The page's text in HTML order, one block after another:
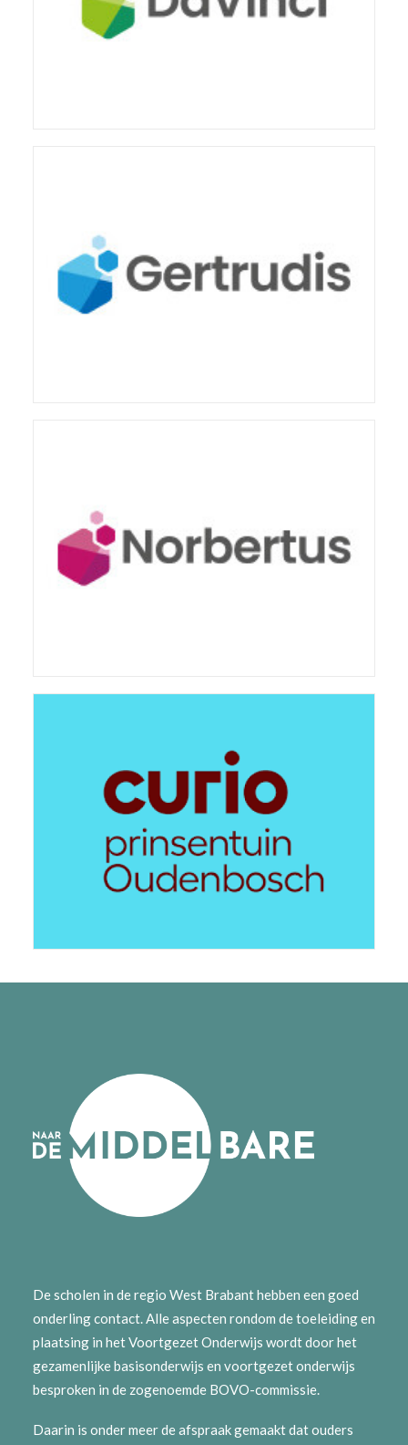
De scholen in de regio West Brabant hebben een goed
onderling contact. Alle aspecten rondom de toeleiding en
plaatsing in het Voortgezet Onderwijs wordt door het
gezamenlijke basisonderwijs en voortgezet onderwijs
besproken in de zogenoemde BOVO-commissie.
Daarin is onder meer de afspraak gemaakt dat ouders